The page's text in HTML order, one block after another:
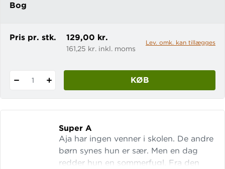
Bog
Pris pr. stk. 129,00 kr.
161,25 kr. inkl. moms
Lev. omk. kan tillægges
1 KØB
Super A
Aja har ingen venner i skolen. De andre
børn synes hun er sær. Men en dag
redder hun en sommerfugl. Fra den